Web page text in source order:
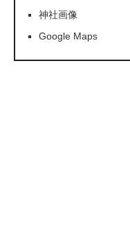
神社画像
Google Maps